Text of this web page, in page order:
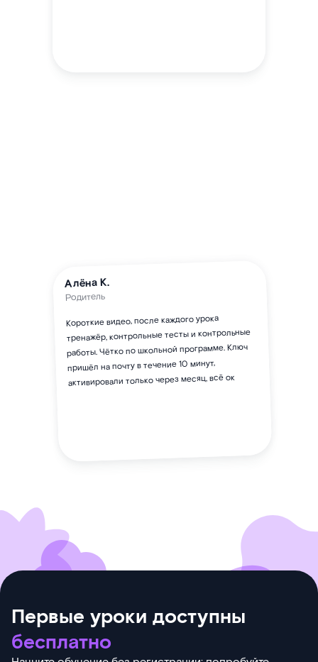
Алёна К.
Родитель
Короткие видео, после каждого урока
тренажёр, контрольные тесты и контрольные
работы. Чётко по школьной программе. Ключ
пришёл на почту в течение 10 минут,
активировали только через месяц, всё ок
Первые уроки доступны
бесплатно